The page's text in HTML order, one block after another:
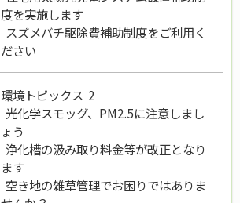
度を実施します
スズメバチ駆除費補助制度をご利用く
ださい
環境トピックス 2
光化学スモッグ、PM2.5に注意しまし
ょう
浄化槽の汲み取り料金等が改正となり
ます
空き地の雑草管理でお困りではありま